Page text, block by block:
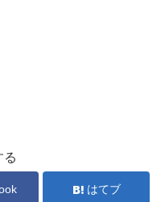
る
はてブ